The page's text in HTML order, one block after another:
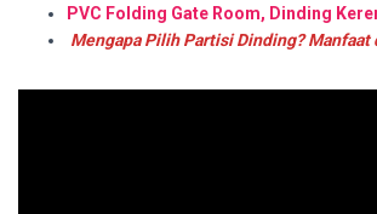
PVC Folding Gate Room, Dinding
Mengapa Pilih Partisi Dinding? Manfaat